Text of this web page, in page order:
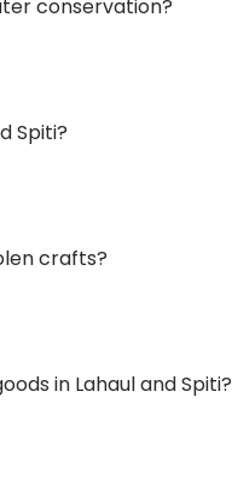
conservation?
Spiti?
crafts?
in Lahaul and Spiti?